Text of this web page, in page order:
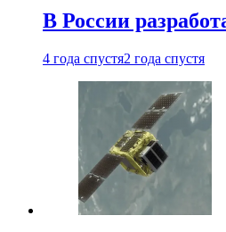
В России
4 года спустя2 года спустя